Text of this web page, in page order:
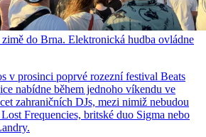
do Brna. Elektronická hudba ovládne
v prosinci poprvé rozezní festival Beats
nabídne během jednoho víkendu ve
zahraničních DJs, mezi nimiž nebudou
Frequencies, britské duo Sigma nebo